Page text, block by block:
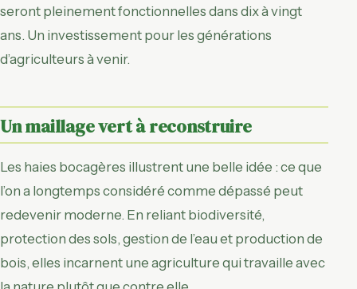
seront pleinement fonctionnelles dans dix à vingt
ans. Un investissement pour les générations
d’agriculteurs à venir.
Un maillage vert à reconstruire
Les haies bocagères illustrent une belle idée : ce que
l’on a longtemps considéré comme dépassé peut
redevenir moderne. En reliant biodiversité,
protection des sols, gestion de l’eau et production de
bois, elles incarnent une agriculture qui travaille avec